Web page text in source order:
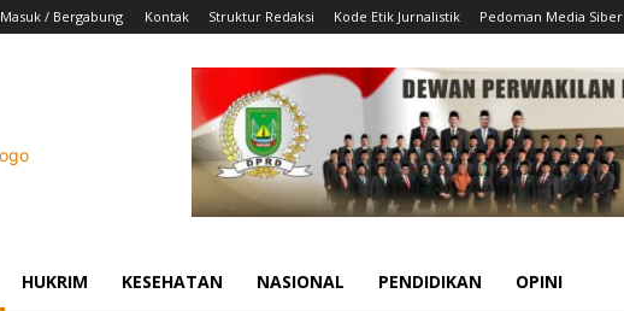
Masuk / Bergabung Kontak Struktur Redaksi Kode Etik Jurnalistik Pedoman Media Siber
HUKRIM KESEHATAN NASIONAL PENDIDIKAN OPINI